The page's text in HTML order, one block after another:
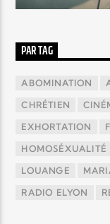
PAR TAG
ABOMINATION
CHRÉTIEN
EXHORTATION
HOMOSÉXUALITÉ
LOUANGE
RADIO ELYON